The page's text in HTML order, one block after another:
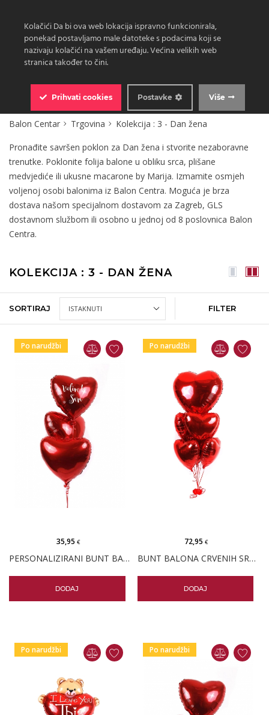
Balon Centar Trgovina Kolekcija : 3 - Dan žena
Pronađite savršen poklon za Dan žena i stvorite nezaboravne
trenutke. Poklonite folija balone u obliku srca, plišane
medvjediće ili ukusne macarone by Marija. Izmamite osmjeh
voljenoj osobi balonima iz Balon Centra. Moguća je brza
dostava našom specijalnom dostavom za Zagreb, GLS
dostavnom službom ili osobno u jednoj od 8 poslovnica Balon
Centra.
KOLEKCIJA : 3 - DAN ŽENA
SORTIRAJ FILTER
Po narudžbi
PERSONALIZIRANI BUNT BALONA 3 CRVENA SRCA
35,95 €
DODAJ
Po narudžbi
BUNT BALONA CRVENIH SRCA JUMBO MIX
72,95€
DODAJ
Po narudžbi Po narudžbi
Kolačići Da bi ova web lokacija ispravno funkcionirala,
ponekad postavljamo male datoteke s podacima koji se
nazivaju kolačići na vašem uređaju. Većina velikih web
stranica također to čini.
Prihvati cookies Više
Postavke